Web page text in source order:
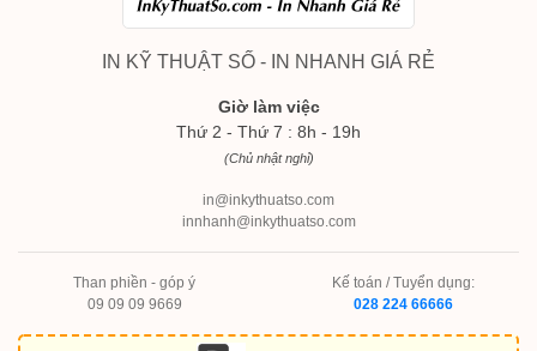
IN KỸ THUẬT SỐ - IN NHANH GIÁ RẺ
Giờ làm việc
Thứ 2 - Thứ 7 : 8h - 19h
(Chủ nhật nghỉ)
in@inkythuatso.com
innhanh@inkythuatso.com
Than phiền - góp ý
09 09 09 9669
Kế toán / Tuyển dụng:
028 224 66666